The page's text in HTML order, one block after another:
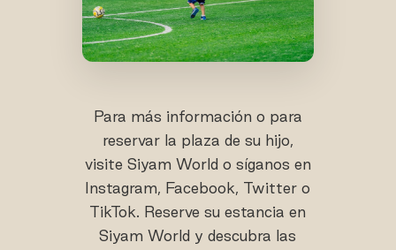
Para más información o para
reservar la plaza de su hijo,
visite Siyam World o síganos en
Instagram, Facebook, Twitter o
TikTok. Reserve su estancia en
Siyam World y descubra las